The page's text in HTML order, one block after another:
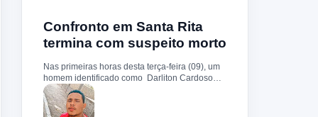
Confronto em Santa Rita
termina com suspeito morto
Nas primeiras horas desta terça-feira (09), um
homem identificado como Darliton Cardoso
Pereira morreu após confronto com a Polícia
Militar no povoado Timbotiba, zona rural de
Santa Rita. De acordo com a PM, os policiais